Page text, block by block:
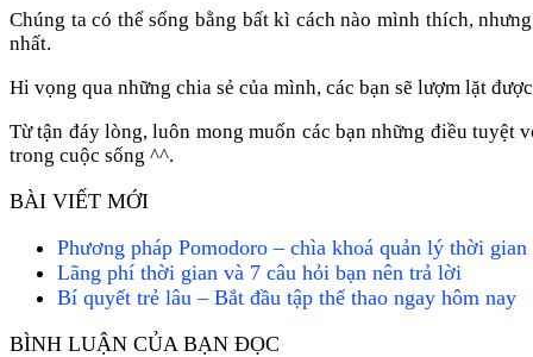
Chúng ta có thể sống bằng bất kì cách nào mình thích,
nhất.
Hi vọng qua những chia sẻ của mình, các bạn sẽ lượm lặt
Từ tận đáy lòng, luôn mong muốn các bạn những điều tuyệt
trong cuộc sống ^^.
BÀI VIẾT MỚI
Phương pháp Pomodoro – chìa khoá quản lý thời gian
Lãng phí thời gian và 7 câu hỏi bạn nên trả lời
Bí quyết trẻ lâu – Bắt đầu tập thể thao ngay hôm nay
BÌNH LUẬN CỦA BẠN ĐỌC